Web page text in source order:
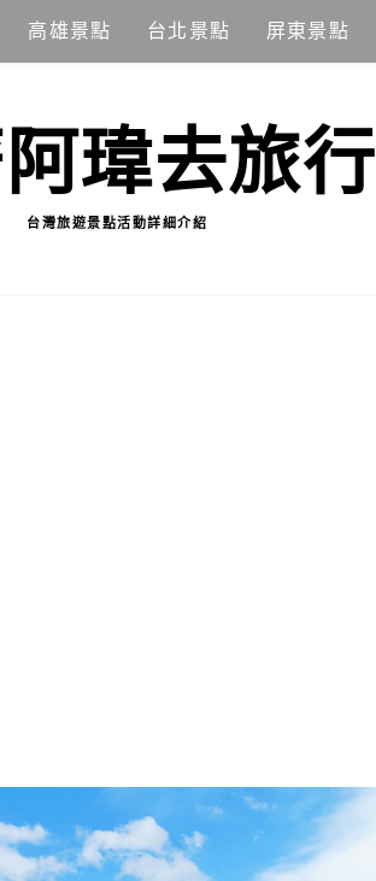
高雄景點 台北景點 屏東景點
瑋去旅行
台灣旅遊景點活動詳細介紹